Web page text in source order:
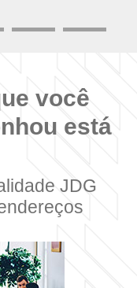
você
está
JDG